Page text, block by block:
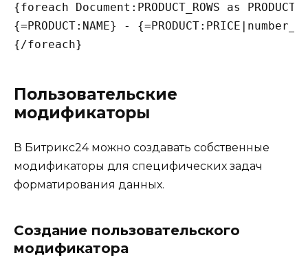
{foreach Document:PRODUCT_ROWS as PRODUCT}
{=PRODUCT:NAME} -
Пользовательские
модификаторы
В Битрикс24 можно создавать собственные
модификаторы для специфических задач
форматирования данных.
Создание пользовательского
модификатора